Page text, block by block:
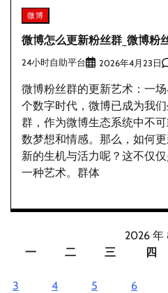
微博
微博怎么更新粉丝群_微博粉
24小时自助平台 2026年4月23日
微博粉丝群的更新艺术：一
个数字时代，微博已成为我
群，作为微博生态系统中不
数梦想和情感。那么，如何
新的生机与活力呢？这不仅
一种艺术。群体
2026 年
一
二 三 四
3
4 5 6